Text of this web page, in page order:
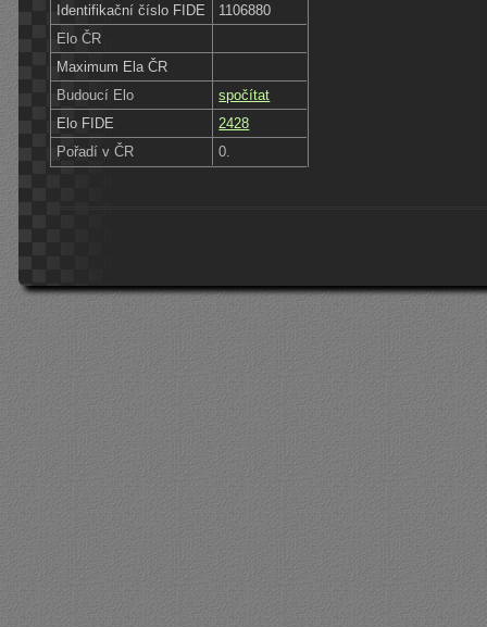
Identifikační číslo FIDE
1106880
Elo ČR
Maximum Ela ČR
Budoucí Elo
spočítat
Elo FIDE
2428
Pořadí v ČR
0.